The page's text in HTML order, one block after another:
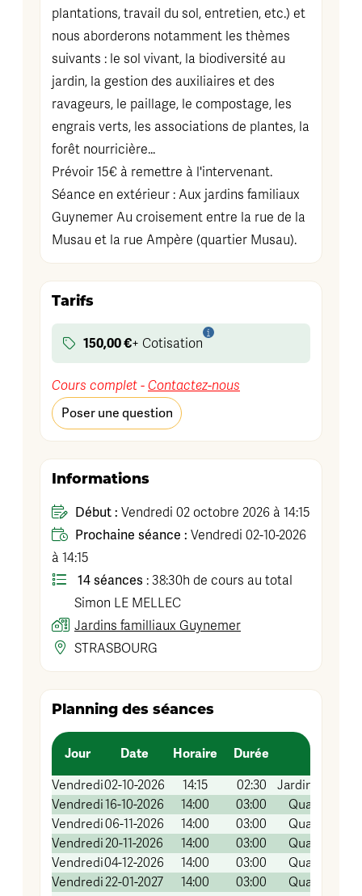
plantations, travail du sol, entretien, etc.) et
nous aborderons notamment les thèmes
suivants : le sol vivant, la biodiversité au
jardin, la gestion des auxiliaires et des
ravageurs, le paillage, le compostage, les
engrais verts, les associations de plantes, la
forêt nourricière...
Prévoir 15€ à remettre à l'intervenant.
Séance en extérieur : Aux jardins familiaux
Guynemer Au croisement entre la rue de la
Musau et la rue Ampère (quartier Musau).
Tarifs
150,00 €+ Cotisation
Cours complet - Contactez-nous
Poser une question
Informations
Début : Vendredi 02 octobre 2026 à 14:15
Prochaine séance : Vendredi 02-10-2026
à 14:15
14 séances : 38:30h de cours au total
Simon LE MELLEC
Jardins familliaux Guynemer
STRASBOURG
Planning des séances
Jour Date Horaire Durée
Vendredi02-10-2026 14:15 02:30
Jardins
Vendredi16-10-2026 14:00 03:00
Quai Koch
Vendredi06-11-2026 14:00 03:00
Quai Koch
Vendredi 20-11-2026 14:00 03:00
Quai Koch
Vendredi04-12-2026 14:00 03:00
Quai Koch
Vendredi 22-01-2027 14:00 03:00
Quai Koch